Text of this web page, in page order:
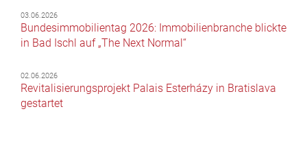
03.06.2026
Bundesimmobilientag 2026: Immobilienbranche blickte
in Bad Ischl auf „The Next Normal“
02.06.2026
Revitalisierungsprojekt Palais Esterházy in Bratislava
gestartet